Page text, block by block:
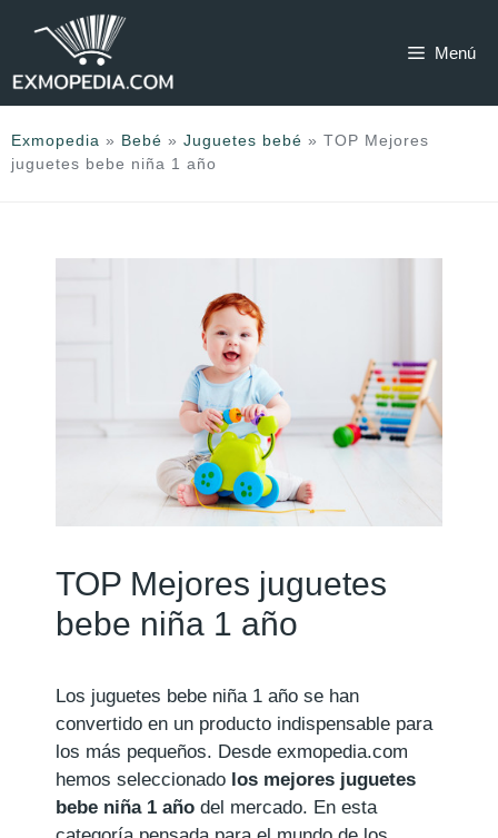
Menú
Exmopedia » Bebé » Juguetes bebé » TOP Mejores
juguetes bebe niña 1 año
TOP Mejores juguetes
bebe niña 1 año
Los juguetes bebe niña 1 año se han
convertido en un producto indispensable para
los más pequeños. Desde exmopedia.com
hemos seleccionado los mejores juguetes
bebe niña 1 año del mercado. En esta